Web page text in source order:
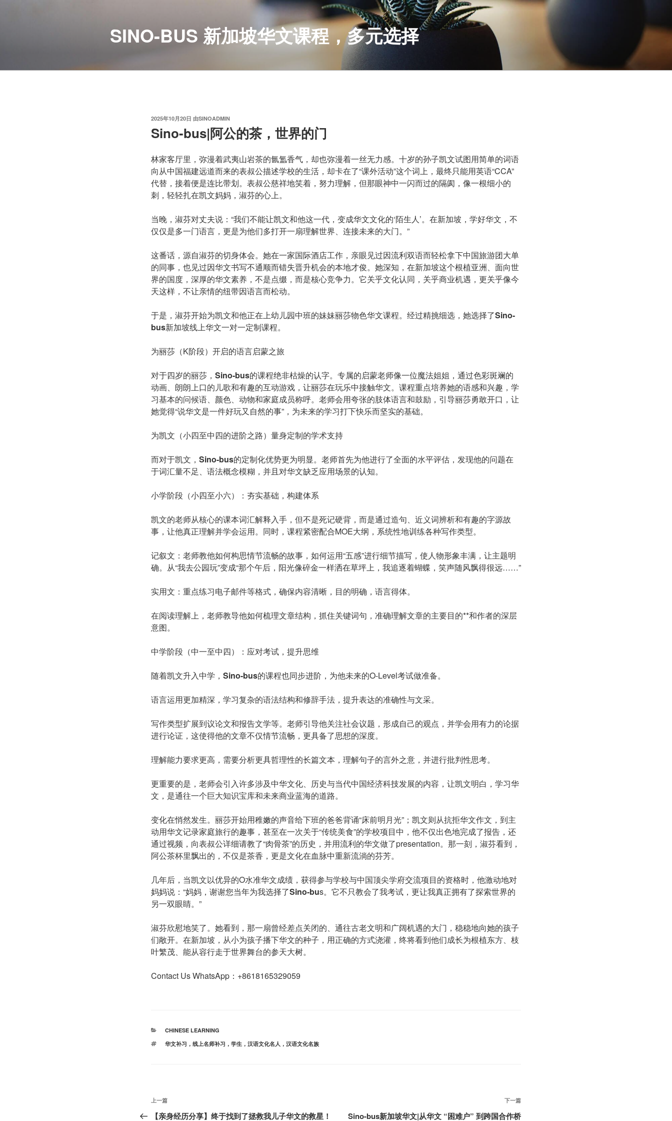
SINO-BUS 新加坡华文课程，多元选择
发
于
2025年10月20日 由SINOADMIN
Sino-bus|阿公的茶，世界的门
林家客厅里，弥漫着武夷山岩茶的氤氲香气，却也弥漫着一丝无力感。十岁的孙子凯文试图用简单的词语
向从中国福建远道而来的表叔公描述学校的生活，却卡在了“课外活动”这个词上，最终只能用英语“CCA”
代替，接着便是连比带划。表叔公慈祥地笑着，努力理解，但那眼神中一闪而过的隔阂，像一根细小的
刺，轻轻扎在凯文妈妈，淑芬的心上。
当晚，淑芬对丈夫说：“我们不能让凯文和他这一代，变成华文文化的‘陌生人’。在新加坡，学好华文，不
仅仅是多一门语言，更是为他们多打开一扇理解世界、连接未来的大门。”
这番话，源自淑芬的切身体会。她在一家国际酒店工作，亲眼见过因流利双语而轻松拿下中国旅游团大单
的同事，也见过因华文书写不通顺而错失晋升机会的本地才俊。她深知，在新加坡这个根植亚洲、面向世
界的国度，深厚的华文素养，不是点缀，而是核心竞争力。它关乎文化认同，关乎商业机遇，更关乎像今
天这样，不让亲情的纽带因语言而松动。
于是，淑芬开始为凯文和他正在上幼儿园中班的妹妹丽莎物色华文课程。经过精挑细选，她选择了Sino-
bus新加坡线上华文一对一定制课程。
为丽莎（K阶段）开启的语言启蒙之旅
对于四岁的丽莎， Sino-bus的课程绝非枯燥的认字。专属的启蒙老师像一位魔法姐姐，通过色彩斑斓的
动画、朗朗上口的儿歌和有趣的互动游戏，让丽莎在玩乐中接触华文。课程重点培养她的语感和兴趣，学
习基本的问候语、颜色、动物和家庭成员称呼。老师会用夸张的肢体语言和鼓励，引导丽莎勇敢开口，让
她觉得“说华文是一件好玩又自然的事”，为未来的学习打下快乐而坚实的基础。
为凯文（小四至中四的进阶之路）量身定制的学术支持
而对于凯文， Sino-bus的定制化优势更为明显。老师首先为他进行了全面的水平评估，发现他的问题在
于词汇量不足、语法概念模糊，并且对华文缺乏应用场景的认知。
小学阶段（小四至小六）：夯实基础，构建体系
凯文的老师从核心的课本词汇解释入手，但不是死记硬背，而是通过造句、近义词辨析和有趣的字源故
事，让他真正理解并学会运用。同时，课程紧密配合MOE大纲，系统性地训练各种写作类型。
记叙文：老师教他如何构思情节流畅的故事，如何运用“五感”进行细节描写，使人物形象丰满，让主题明
确。从“我去公园玩”变成“那个午后，阳光像碎金一样洒在草坪上，我追逐着蝴蝶，笑声随风飘得很远……”
实用文：重点练习电子邮件等格式，确保内容清晰，目的明确，语言得体。
在阅读理解上，老师教导他如何梳理文章结构，抓住关键词句，准确理解文章的主要目的**和作者的深层
意图。
中学阶段（中一至中四）：应对考试，提升思维
随着凯文升入中学， Sino-bus的课程也同步进阶，为他未来的O-Level考试做准备。
语言运用更加精深，学习复杂的语法结构和修辞手法，提升表达的准确性与文采。
写作类型扩展到议论文和报告文学等。老师引导他关注社会议题，形成自己的观点，并学会用有力的论据
进行论证，这使得他的文章不仅情节流畅，更具备了思想的深度。
理解能力要求更高，需要分析更具哲理性的长篇文本，理解句子的言外之意，并进行批判性思考。
更重要的是，老师会引入许多涉及中华文化、历史与当代中国经济科技发展的内容，让凯文明白，学习华
文，是通往一个巨大知识宝库和未来商业蓝海的道路。
变化在悄然发生。丽莎开始用稚嫩的声音给下班的爸爸背诵“床前明月光”；凯文则从抗拒华文作文，到主
动用华文记录家庭旅行的趣事，甚至在一次关于“传统美食”的学校项目中，他不仅出色地完成了报告，还
通过视频，向表叔公详细请教了“肉骨茶”的历史，并用流利的华文做了presentation。那一刻，淑芬看到，
阿公茶杯里飘出的，不仅是茶香，更是文化在血脉中重新流淌的芬芳。
几年后，当凯文以优异的O水准华文成绩，获得参与学校与中国顶尖学府交流项目的资格时，他激动地对
妈妈说：“妈妈，谢谢您当年为我选择了Sino-bus。它不只教会了我考试，更让我真正拥有了探索世界的
另一双眼睛。”
淑芬欣慰地笑了。她看到，那一扇曾经差点关闭的、通往古老文明和广阔机遇的大门，稳稳地向她的孩子
们敞开。在新加坡，从小为孩子播下华文的种子，用正确的方式浇灌，终将看到他们成长为根植东方、枝
叶繁茂、能从容行走于世界舞台的参天大树。
Contact Us WhatsApp：+8618165329059
分
CHINESE LEARNING
标
华文补习，线上名师补习，学生，汉语文化名人，汉语文化名族
文
章
上
一
上一篇
【亲身经历分享】终于找到了拯救我儿子华文的救星！
下
一
下一篇
Sino-bus新加坡华文|从华文 “困难户” 到跨国合作桥